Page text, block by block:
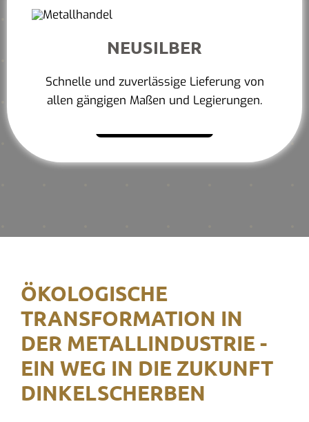
NEUSILBER
Schnelle und zuverlässige Lieferung von
allen gängigen Maßen und Legierungen.
ÖKOLOGISCHE
TRANSFORMATION IN
DER METALLINDUSTRIE -
EIN WEG IN DIE ZUKUNFT
DINKELSCHERBEN